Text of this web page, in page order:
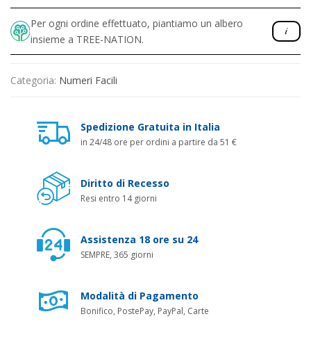
Per ogni ordine effettuato, piantiamo un albero
insieme a TREE-NATION.
Categoria: Numeri Facili
Spedizione Gratuita in Italia
in 24/48 ore per ordini a partire da 51 €
Diritto di Recesso
Resi entro 14 giorni
Assistenza 18 ore su 24
SEMPRE, 365 giorni
Modalità di Pagamento
Bonifico, PostePay, PayPal, Carte